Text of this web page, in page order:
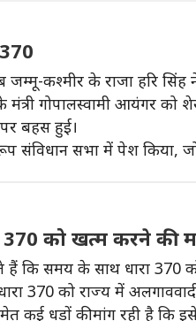
कश्मीर के राजा हरि सिंह
मंत्री गोपालस्वामी आयंगर को
बहस हुई।
संविधान सभा में पेश किया,
370 को खत्म करने की
हैं कि समय के साथ धारा 370
370 को राज्य में
कई धड़ों की मांग रही है कि